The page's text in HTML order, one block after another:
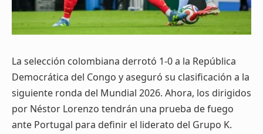
La selección colombiana derrotó 1-0 a la República
Democrática del Congo y aseguró su clasificación a la
siguiente ronda del Mundial 2026. Ahora, los dirigidos
por Néstor Lorenzo tendrán una prueba de fuego
ante Portugal para definir el liderato del Grupo K.